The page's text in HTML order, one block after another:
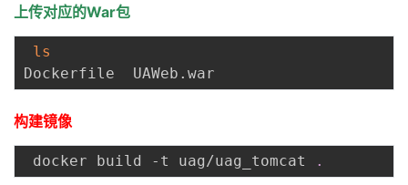
上传对应的War包
ls
构建镜像
docker build -t uag/uag_tomcat .